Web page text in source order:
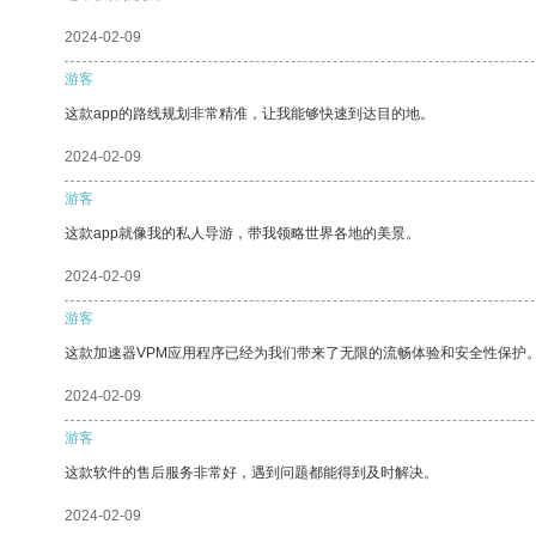
2024-02-09
游客
这款app的路线规划非常精准，让我能够快速到达目的地。
2024-02-09
游客
这款app就像我的私人导游，带我领略世界各地的美景。
2024-02-09
游客
这款加速器VPM应用程序已经为我们带来了无限的流畅体验和安全性保护
2024-02-09
游客
这款软件的售后服务非常好，遇到问题都能得到及时解决。
2024-02-09